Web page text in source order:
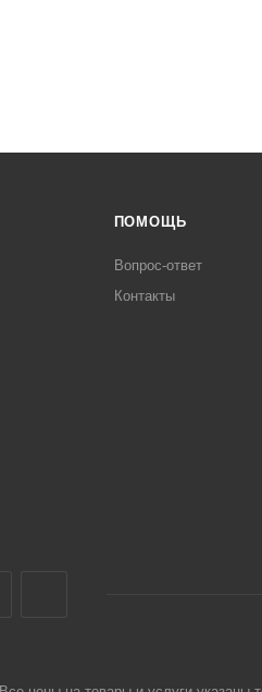
ПОМОЩЬ
Вопрос-ответ
Контакты